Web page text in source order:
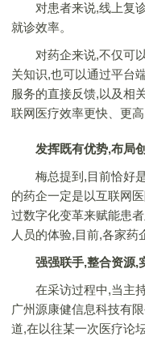
对患者来说,线上复诊
就诊效率。
对药企来说,不仅可以
关知识,也可以通过平台
服务的直接反馈,以及相
联网医疗效率更快、更高
发挥既有优势,布局
梅总提到,目前恰好是
的药企一定是以互联网
过数字化变革来赋能患
人员的体验,目前,各家药
强强联手,整合资源,
在采访过程中,当主持
广州源康健信息科技有
道,在以往某一次医疗论